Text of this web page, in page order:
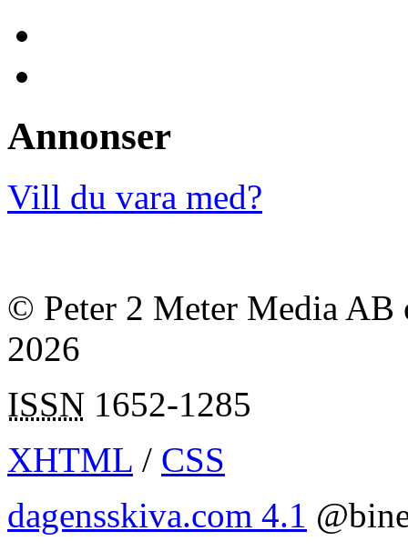
Annonser
Vill du vara med?
© Peter 2 Meter Media AB
2026
ISSN 1652-1285
XHTML / CSS
dagensskiva.com 4.1